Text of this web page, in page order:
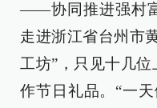
——协同推进强村
走进浙江省台州市
工坊”，只见十几
作节日礼品。“一天